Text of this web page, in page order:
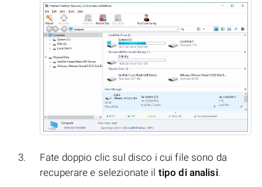
Fate doppio clic sul disco i cui file sono da
recuperare e selezionate il tipo di analisi.